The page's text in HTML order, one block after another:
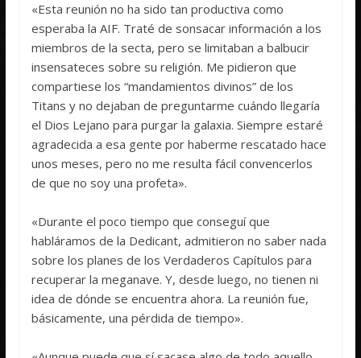
«Esta reunión no ha sido tan productiva como
esperaba la AIF. Traté de sonsacar información a los
miembros de la secta, pero se limitaban a balbucir
insensateces sobre su religión. Me pidieron que
compartiese los “mandamientos divinos” de los
Titans y no dejaban de preguntarme cuándo llegaría
el Dios Lejano para purgar la galaxia. Siempre estaré
agradecida a esa gente por haberme rescatado hace
unos meses, pero no me resulta fácil convencerlos
de que no soy una profeta».
«Durante el poco tiempo que conseguí que
habláramos de la Dedicant, admitieron no saber nada
sobre los planes de los Verdaderos Capítulos para
recuperar la meganave. Y, desde luego, no tienen ni
idea de dónde se encuentra ahora. La reunión fue,
básicamente, una pérdida de tiempo».